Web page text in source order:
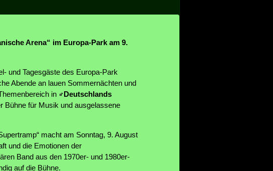
Arena“ im Europa-Park am 9.
und Tagesgäste des Europa-Park
Abende an lauen Sommernächten und
in
Deutschlands
Bühne für Musik und ausgelassene
macht am Sonntag, 9. August
und die Emotionen der
Band aus den 1970er- und 1980er-
auf die Bühne.